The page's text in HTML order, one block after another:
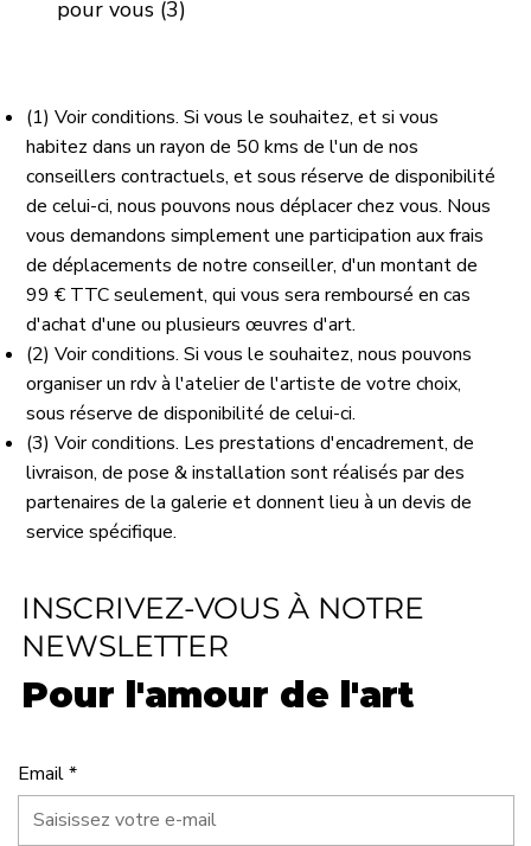
pour vous (3)
(1) Voir conditions. Si vous le souhaitez, et si vous
habitez dans un rayon de 50 kms de l'un de nos
conseillers contractuels, et sous réserve de disponibilité
de celui-ci, nous pouvons nous déplacer chez vous. Nous
vous demandons simplement une participation aux frais
de déplacements de notre conseiller, d'un montant de
99 € TTC seulement, qui vous sera remboursé en cas
d'achat d'une ou plusieurs œuvres d'art.
(2) Voir conditions. Si vous le souhaitez, nous pouvons
organiser un rdv à l'atelier de l'artiste de votre choix,
sous réserve de disponibilité de celui-ci.
(3) Voir conditions. Les prestations d'encadrement, de
livraison, de pose & installation sont réalisés par des
partenaires de la galerie et donnent lieu à un devis de
service spécifique.
Email*
INSCRIVEZ-VOUS À NOTRE
NEWSLETTER
Pour l'amour de l'art